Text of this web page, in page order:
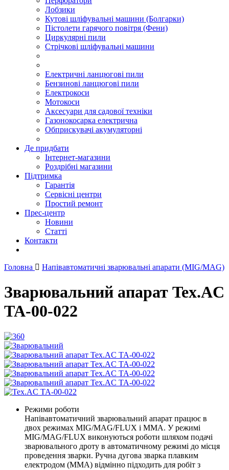
Лобзики
Кутові шліфувальні машини (Болгарки)
Пістолети гарячого повітря (Фени)
Циркулярні пили
Стрічкові шліфувальні машини
Електричні ланцюгові пили
Бензинові ланцюгові пили
Електрокоси
Мотокоси
Аксесуари для садової техніки
Газонокосарка електрична
Обприскувачі акумуляторні
Де придбати
Інтернет-магазини
Роздрібні магазини
Підтримка
Гарантія
Сервісні центри
Простий ремонт
Прес-центр
Новини
Статті
Контакти
Головна Напівавтоматичні зварювальні апарати (MIG/MAG)
Зварювальний апарат Tex.AC
ТА-00-022
Режими роботи
Напівавтоматичний зварювальний апарат працює в
двох режимах MIG/MAG/FLUX і ММА. У режимі
MIG/MAG/FLUX виконуються роботи шляхом подачі
зварювального дроту в автоматичному режимі до місця
проведення зварки. Ручна дугова зварка плавким
електродом (ММА) відмінно підходить для робіт з